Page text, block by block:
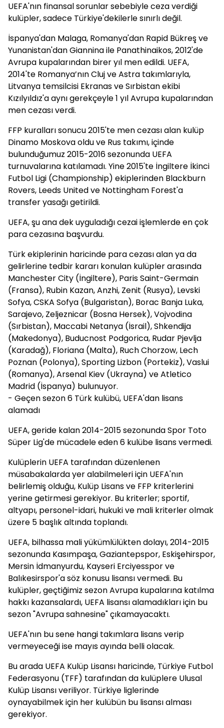
UEFA'nın finansal sorunlar sebebiyle ceza verdiği
kulüpler, sadece Türkiye'dekilerle sınırlı değil.
İspanya'dan Malaga, Romanya'dan Rapid Bükreş ve
Yunanistan'dan Giannina ile Panathinaikos, 2012'de
Avrupa kupalarından birer yıl men edildi. UEFA,
2014'te Romanya’nın Cluj ve Astra takımlarıyla,
Litvanya temsilcisi Ekranas ve Sırbistan ekibi
Kızılyıldız'a aynı gerekçeyle 1 yıl Avrupa kupalarından
men cezası verdi.
FFP kuralları sonucu 2015'te men cezası alan kulüp
Dinamo Moskova oldu ve Rus takımı, içinde
bulunduğumuz 2015-2016 sezonunda UEFA
turnuvalarına katılamadı. Yine 2015'te İngiltere İkinci
Futbol Ligi (Championship) ekiplerinden Blackburn
Rovers, Leeds United ve Nottingham Forest'a
transfer yasağı getirildi.
UEFA, şu ana dek uyguladığı cezai işlemlerde en çok
para cezasına başvurdu.
Türk ekiplerinin haricinde para cezası alan ya da
gelirlerine tedbir kararı konulan kulüpler arasında
Manchester City (İngiltere), Paris Saint-Germain
(Fransa), Rubin Kazan, Anzhi, Zenit (Rusya), Levski
Sofya, CSKA Sofya (Bulgaristan), Borac Banja Luka,
Sarajevo, Zeljeznicar (Bosna Hersek), Vojvodina
(Sırbistan), Maccabi Netanya (İsrail), Shkendija
(Makedonya), Buducnost Podgorica, Rudar Pjevlja
(Karadağ), Floriana (Malta), Ruch Chorzow, Lech
Poznan (Polonya), Sporting Lizbon (Portekiz), Vaslui
(Romanya), Arsenal Kiev (Ukrayna) ve Atletico
Madrid (İspanya) bulunuyor.
- Geçen sezon 6 Türk kulübü, UEFA'dan lisans
alamadı
UEFA, geride kalan 2014-2015 sezonunda Spor Toto
Süper Lig'de mücadele eden 6 kulübe lisans vermedi.
Kulüplerin UEFA tarafından düzenlenen
müsabakalarda yer alabilmeleri için UEFA'nın
belirlemiş olduğu, Kulüp Lisans ve FFP kriterlerini
yerine getirmesi gerekiyor. Bu kriterler; sportif,
altyapı, personel-idari, hukuki ve mali kriterler olmak
üzere 5 başlık altında toplandı.
UEFA, bilhassa mali yükümlülükten dolayı, 2014-2015
sezonunda Kasımpaşa, Gaziantepspor, Eskişehirspor,
Mersin İdmanyurdu, Kayseri Erciyesspor ve
Balıkesirspor'a söz konusu lisansı vermedi. Bu
kulüpler, geçtiğimiz sezon Avrupa kupalarına katılma
hakkı kazansalardı, UEFA lisansı alamadıkları için bu
sezon "Avrupa sahnesine" çıkamayacaktı.
UEFA'nın bu sene hangi takımlara lisans verip
vermeyeceği ise mayıs ayında belli olacak.
Bu arada UEFA Kulüp Lisansı haricinde, Türkiye Futbol
Federasyonu (TFF) tarafından da kulüplere Ulusal
Kulüp Lisansı veriliyor. Türkiye liglerinde
oynayabilmek için her kulübün bu lisansı alması
gerekiyor.